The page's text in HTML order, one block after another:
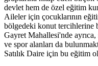
devlet hem de özel eğitim
Aileler için çocuklarının
bölgedeki konut tercihlerine
Gayret Mahallesi'nde
ve spor alanları da
Satılık Daire için bu eğitim